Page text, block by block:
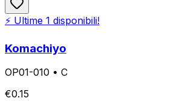
⚡ Ultime 1 disponibili!
Komachiyo
OP01-010 • C
€0.15